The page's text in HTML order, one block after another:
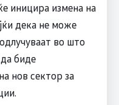
иницира измена на
дека не може
во што
биде
нов сектор за